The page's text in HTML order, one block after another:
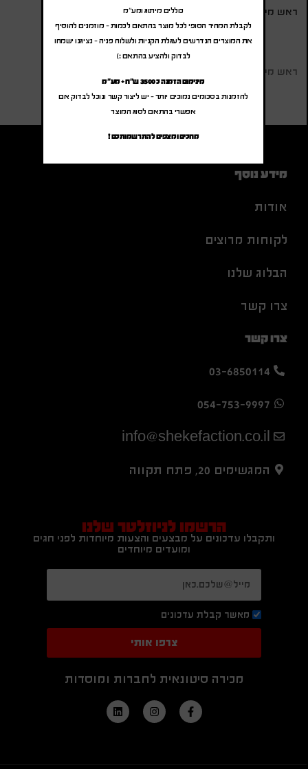
ראש מילוי שוויצרי
ראש מילוי שוויצרי
מידע נוסף
אודות
לקוחות מרוצים
הבלוג שלנו
צרו קשר
צרו קשר
03-6850114
054-753-9997
info@shekefaction.co.il
המגשימים 20, פתח תקווה
הרשמו לניוזלטר שלנו
ותקבלו עדכונים על מבצעים והצעות מיוחדות לפני חגים
ומועדים מיוחדים
מאשר קבלת עדכונים
צרפו אותי
מכירה סיטונאית לחברות ומוסדות
כוללים מיתוג ומע"מ
לקבלת המחיר הסופי לכל מוצר בהתאם לכמות – מוזמנים להוסיף
את המוצרים הנדרשים לעגלת הקניות ולשלוח פניה – נציגנו ישמחו
לבדוק ולהציע בהתאם :)
מינימום הזמנה כ 3500 ש"ח + מע"מ
להזמנות בסכומים נמוכים יותר – יש ליצור קשר ונוכל לבדוק אם
אפשרי בהתאם לסוג המוצר
מחכים ומצפים להתרשמותכם !